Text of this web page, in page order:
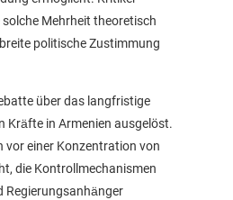
Mehrheit theoretisch
politische Zustimmung
über das langfristige
Kräfte in Armenien ausgelöst.
einer Konzentration von
die Kontrollmechanismen
Regierungsanhänger